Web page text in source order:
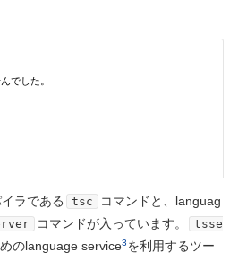
ラである tsc
コマンドと、languag
コマンドが入っています。
tsse
のlanguage service3を利用するツー